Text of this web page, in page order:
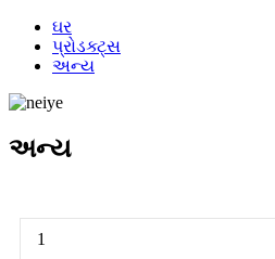
ઘર
પ્રોડક્ટ્સ
અન્ય
અન્ય
1